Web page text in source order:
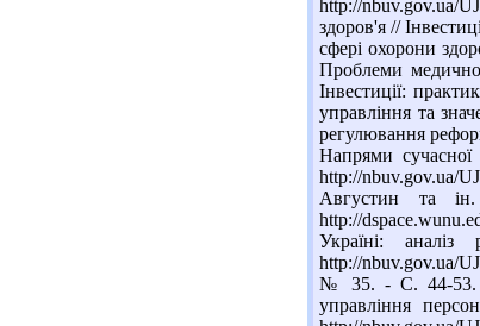
http://nbuv.gov.ua/
здоров'я //
сфері охорони
Проблеми
Інвестиції:
управління та
регулювання
Напрями
http://nbuv.gov.ua/
Августин та
http://
Україні:
http://nbuv.gov.ua/
№ 35. - С. 44-53. -
управління